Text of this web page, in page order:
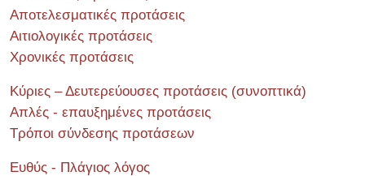
Αποτελεσματικές προτάσεις
Αιτιολογικές προτάσεις
Χρονικές προτάσεις
Κύριες – Δευτερεύουσες προτάσεις (συνοπτικά)
Απλές - επαυξημένες προτάσεις
Τρόποι σύνδεσης προτάσεων
Ευθύς - Πλάγιος λόγος